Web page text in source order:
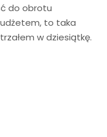
do obrotu
to taka
w dziesiątkę.